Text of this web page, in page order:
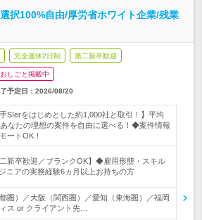
択100%自由/厚労省ホワイト企業/残業
完全週休2日制 第二新卒歓迎
しごと掲載中
予定日： 2026/08/20
SIerをはじめとした約1,000社と取引！】平均
なたの理想の案件を自由に選べる！◆案件情報
ートOK！
二新卒歓迎／ブランクOK】◆雇用形態・スキル
ニアの実務経験6ヵ月以上お持ちの方
圏）／大阪（関西圏）／愛知（東海圏）／福岡
ス or クライアント先…